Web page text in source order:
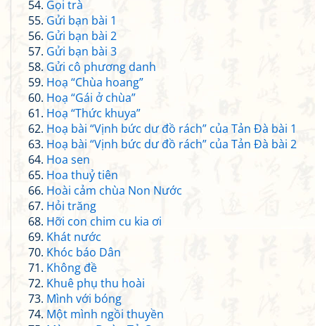
Gọi trà
Gửi bạn bài 1
Gửi bạn bài 2
Gửi bạn bài 3
Gửi cô phương danh
Hoạ “Chùa hoang”
Hoạ “Gái ở chùa”
Hoạ “Thức khuya”
Hoạ bài “Vịnh bức dư đồ rách” của Tản Đà bài 1
Hoạ bài “Vịnh bức dư đồ rách” của Tản Đà bài 2
Hoa sen
Hoa thuỷ tiên
Hoài cảm chùa Non Nước
Hỏi trăng
Hỡi con chim cu kia ơi
Khát nước
Khóc báo Dân
Không đề
Khuê phụ thu hoài
Mình với bóng
Một mình ngồi thuyền